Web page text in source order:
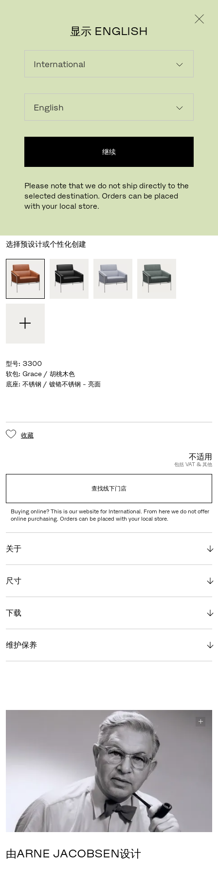
显示 ENGLISH
继续
Please note that we do not ship directly to the
selected destination. Orders can be placed
with your local store.
SERIES 3300™
选择预设计或个性化创建
型号: 3300
软包: Grace / 胡桃木色
底座: 不锈钢 / 镀铬不锈钢 - 亮面
收藏
不适用
包括 VAT & 其他
查找线下门店
Buying online? This is our website for International. From here we do not offer
online purchasing. Orders can be placed with your local store.
关于
尺寸
下载
维护保养
由ARNE JACOBSEN设计